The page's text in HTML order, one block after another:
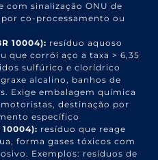
sinalização ONU de
co-processamento ou
10004): resíduo aquoso
que corrói aço a taxa > 6,35
sulfúrico e clorídrico
alcalino, banhos de
Exige embalagem química
destinação por
específico
resíduo que reage
forma gases tóxicos com
Exemplos: resíduos de